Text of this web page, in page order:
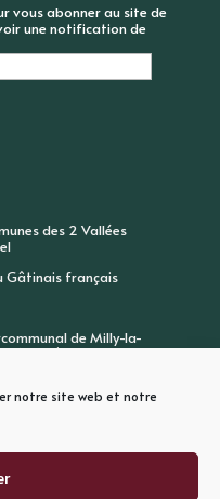
notre site web et notre
vous abonner au site de
une notification de
des 2 Vallées
Gâtinais français
de Milly-la-
de l’Essonne